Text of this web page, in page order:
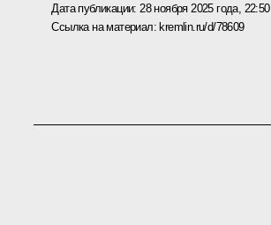
Дата публикации: 28 ноября 2025 года, 22:50
Ссылка на материал: kremlin.ru/d/78609